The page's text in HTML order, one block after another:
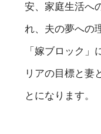
安、家庭生活へ
れ、夫の夢への
「嫁ブロック
リアの目標と妻
とになります。